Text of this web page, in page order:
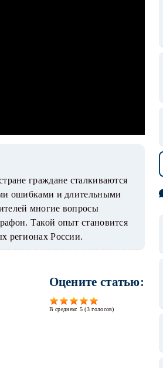
граждане сталкиваются
ошибками и длительными
многие вопросы
Такой опыт становится
регионах России.
Оцените статью:
В среднем: 5 (3 голосов)